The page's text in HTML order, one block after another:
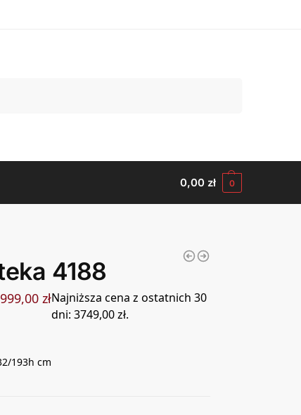
0,00 zł 0
4188
złNajniższa cena z ostatnich 30
dni:3749,00zł.
193h cm